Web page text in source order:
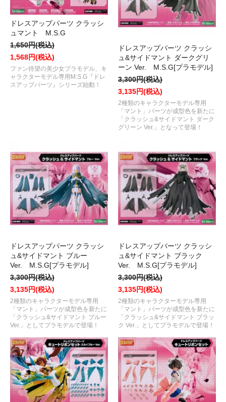
ドレスアップパーツ クラッシ
ュマント M.S.G
1,650円(税込)
1,568円(税込)
ファン待望の美少女プラモデル、キ
ャラクターモデル専用M.S.G『ドレ
スアップパーツ』シリーズ始動！
ドレスアップパーツ クラッシ
ュ&サイドマント ダークグリ
ーン Ver. M.S.G[プラモデル]
3,300円(税込)
3,135円(税込)
2種類のキャラクターモデル専用
「マント」パーツが成型色を新たに
「クラッシュ&サイドマント ダーク
グリーン Ver.」となって登場！
ドレスアップパーツ クラッシ
ュ&サイドマント ブルー
Ver. M.S.G[プラモデル]
3,300円(税込)
3,135円(税込)
2種類のキャラクターモデル専用
「マント」パーツが成型色を新たに
「クラッシュ&サイドマント ブルー
Ver.」としてプラモデルで登場！
ドレスアップパーツ クラッシ
ュ&サイドマント ブラック
Ver. M.S.G[プラモデル]
3,300円(税込)
3,135円(税込)
2種類のキャラクターモデル専用
「マント」パーツが成型色を新たに
「クラッシュ&サイドマント ブラッ
ク Ver.」としてプラモデルで登場！